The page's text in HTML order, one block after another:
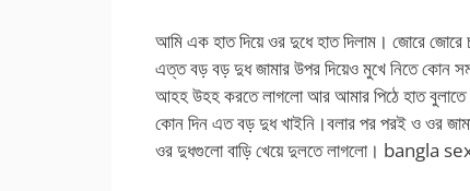
আমি এক হাত দিয়ে ওর দুধে হাত দিলাম। জোরে জোরে
এত্ত বড় বড় দুধ জামার উপর দিয়েও মুখে নিতে কোন
আহহ উহহ করতে লাগলো আর আমার পিঠে হাত
কোন দিন এত বড় দুধ খাইনি।বলার পর পরই ও ওর
ওর দুধগুলো বাড়ি খেয়ে দুলতে লাগলো। bangla